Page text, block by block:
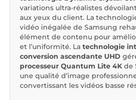
variations ultra-réalistes
aux yeux du client. La
vidéo inégalée de Samsung
élément de contenu pour
et l’uniformité. La technologie
conversion ascendante UHD
processeur Quantum Lite 4Kde
une qualité d’image
convertissant les vidéos basse